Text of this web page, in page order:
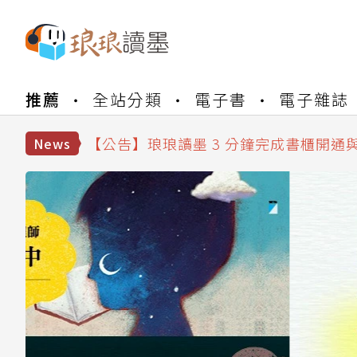
推薦 全站分類 電子書 電子雜誌
News
【公告】琅琅讀墨數位閱讀資產合併與
【公告】琅琅讀墨書櫃開通常見問題
【公告】琅琅讀墨 3 分鐘完成書櫃開
【公告】琅琅讀墨數位閱讀資產合併與